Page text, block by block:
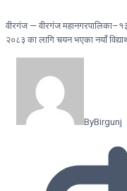
वीरगंज — वीरगंज
२०८३ का लागि चयन भएका नयाँ
ByBirgunj